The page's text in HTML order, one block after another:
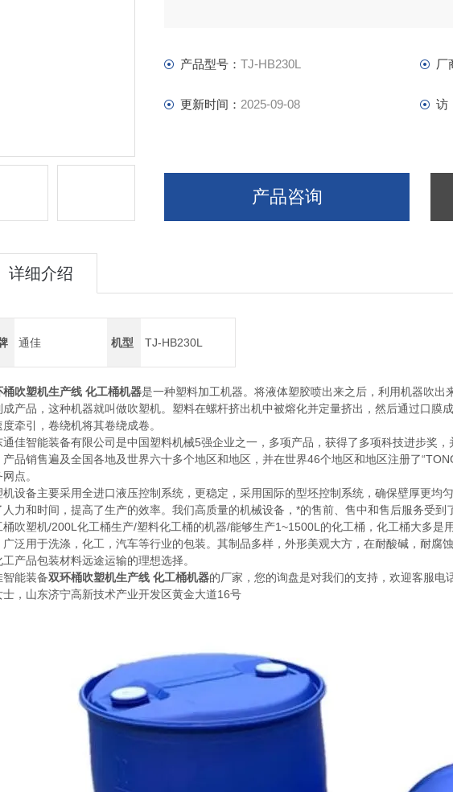
产品型号： TJ-HB230L 厂
更新时间： 2025-09-08 访
产品咨询
详细介绍
通佳 机型 TJ-HB230L
桶吹塑机生产线 化工桶机器是一种塑料加工机器。将液体塑胶喷出来之后，利用机器吹出
成产品，这种机器就叫做吹塑机。塑料在螺杆挤出机中被熔化并定量挤出，然后通过口膜
度牵引，卷绕机将其卷绕成卷。
通佳智能装备有限公司是中国塑料机械5强企业之一，多项产品，获得了多项科技进步奖
产品销售遍及全国各地及世界六十多个地区和地区，并在世界46个地区和地区注册了
点。
机设备主要采用全进口液压控制系统，更稳定，采用国际的型坯控制系统，确保壁厚更均
人力和时间，提高了生产的效率。我们高质量的机械设备，*的售前、售中和售后服务受到
桶吹塑机/200L化工桶生产/塑料化工桶的机器/能够生产1~1500L的化工桶，化工桶大多是
广泛用于洗涤，化工，汽车等行业的包装。其制品多样，外形美观大方，在耐酸碱，耐腐
工产品包装材料远途运输的理想选择。
智能装备双环桶吹塑机生产线 化工桶机器的厂家，您的询盘是对我们的支持，欢迎客服电话
士，山东济宁高新技术产业开发区黄金大道16号